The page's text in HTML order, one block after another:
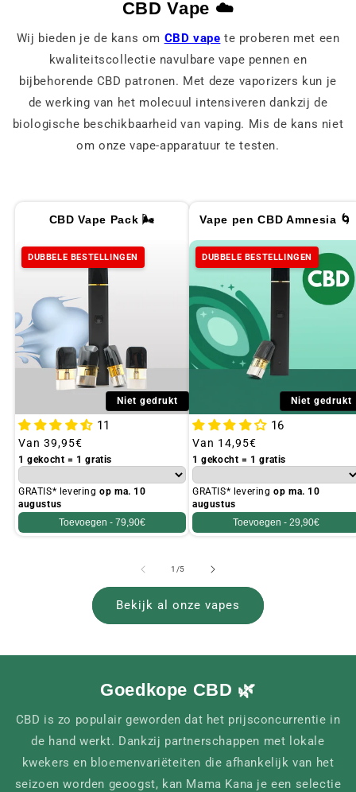
CBD Vape ☁️
Wij bieden je de kans om CBD vape te proberen met een
kwaliteitscollectie navulbare vape pennen en
bijbehorende CBD patronen. Met deze vaporizers kun je
de werking van het molecuul intensiveren dankzij de
biologische beschikbaarheid van vaping. Mis de kans niet
om onze vape-apparatuur te testen.
CBD Vape Pack 🌬️
DUBBELE BESTELLINGEN
Niet gedrukt
11
Gebruikelijke
prijs
Van 39,95€
1 gekocht = 1 gratis
GRATIS* leveringop ma. 10
augustus
Toevoegen - 79,90€
Vape pen CBD Amnesia 🌀
DUBBELE BESTELLINGEN
Niet gedrukt
16
Gebruikelijke
prijs
Van 14,95€
1 gekocht = 1 gratis
GRATIS* leveringop ma. 10
augustus
Toevoegen - 29,90€
1 /van
5
Bekijk al onze vapes
Goedkope CBD 🌿
CBD is zo populair geworden dat het prijsconcurrentie in
de hand werkt. Dankzij partnerschappen met lokale
kwekers en bloemenvariëteiten die afhankelijk van het
seizoen worden geoogst, kan Mama Kana je een selectie